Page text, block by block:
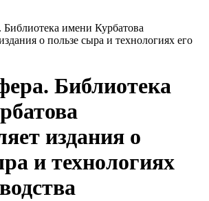
имени Курбатова
о пользе сыра и технологиях его
Библиотека
издания о
и технологиях